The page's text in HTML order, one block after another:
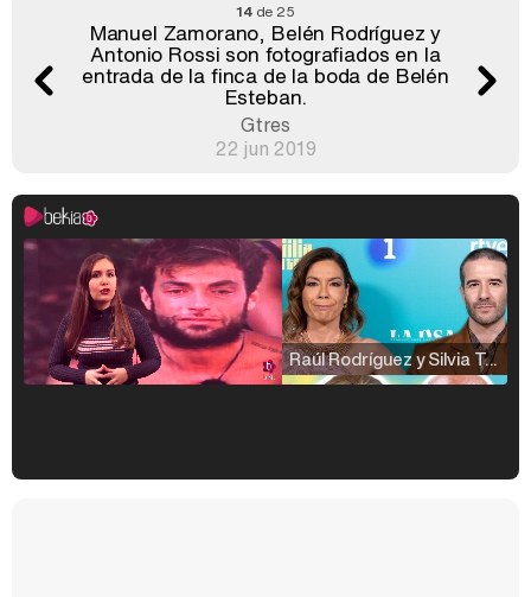
14de 25
Manuel Zamorano, Belén Rodríguez y
Antonio Rossi son fotografiados en la
entrada de la finca de la boda de Belén
Esteban.
Gtres
22 jun 2019
Raúl Rodríguez y Silvia Taulés nos cuentan su papel en 'La familia de la tele'